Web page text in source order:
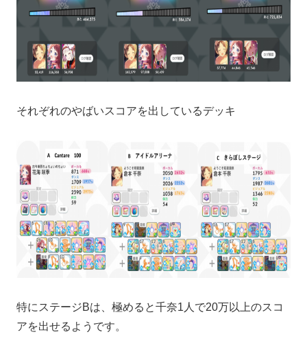
それぞれのやばいスコアを出しているデッキ
特にステージBは、極めると千奈1人で20万以上のスコ
アを出せるようです。